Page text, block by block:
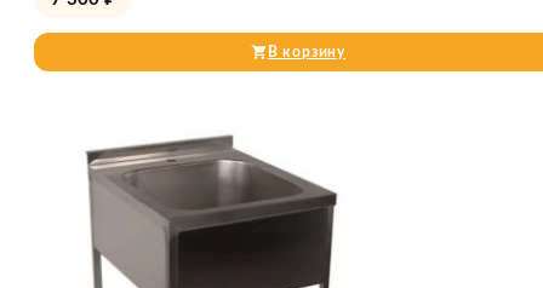
В корзину